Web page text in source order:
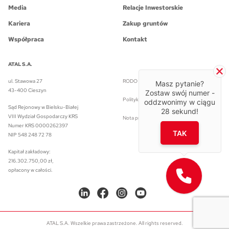
Media
Relacje Inwestorskie
Kariera
Zakup gruntów
Współpraca
Kontakt
ATAL S.A.
ul. Stawowa 27
43-400 Cieszyn
Sąd Rejonowy w Bielsku-Białej
VIII Wydział Gospodarczy KRS
Numer KRS 0000262397
NIP 548 248 72 78
Kapitał zakładowy:
216.302.750,00 zł,
opłacony w całości.
RODO w ATAL S.A.
Polityka prywatności
Nota prawna
ATAL S.A. Wszelkie prawa zastrzeżone. All rights reserved.
Masz pytanie?
Zostaw swój numer -
oddzwonimy w ciągu
28 sekund!
TAK